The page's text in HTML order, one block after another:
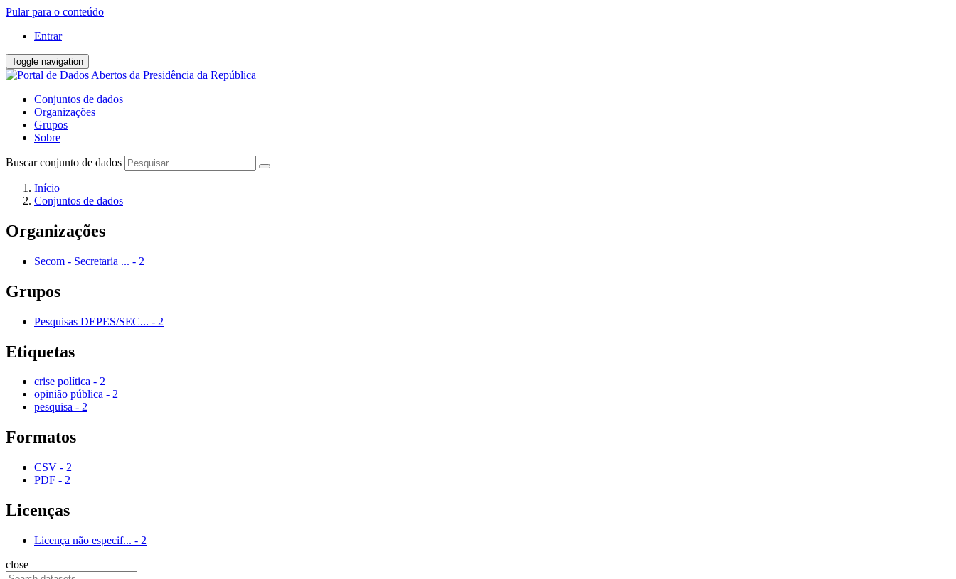
Pular para o conteúdo
Entrar
Toggle navigation
Conjuntos de dados
Organizações
Grupos
Sobre
Buscar conjunto de dados
Início
Conjuntos de dados
Organizações
Secom - Secretaria ... - 2
Grupos
Pesquisas DEPES/SEC... - 2
Etiquetas
crise política - 2
opinião pública - 2
pesquisa - 2
Formatos
CSV - 2
PDF - 2
Licenças
Licença não especif... - 2
close